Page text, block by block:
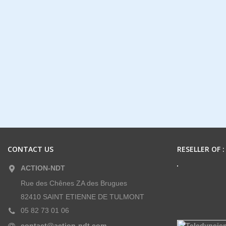
CONTACT US
ACTION-NDT
Rue des Chênes ZA des Brugues
82410 SAINT ETIENNE DE TULMONT
05 82 73 01 06
RESELLER OF :